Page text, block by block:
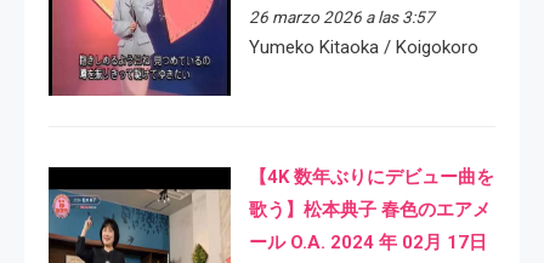
26 marzo 2026 a las 3:57
Yumeko Kitaoka / Koigokoro
【4K 数年ぶりにデビュー曲を
歌う】松本典子 春色のエアメ
ール O.A. 2024 年 02月 17日